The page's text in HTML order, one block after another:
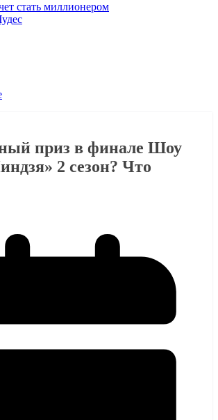
стать миллионером
приз в финале Шоу
2 сезон? Что